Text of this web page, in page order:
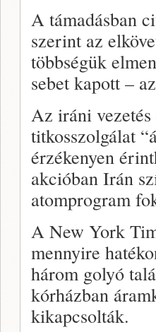
A támadásban
szerint az
többségük
sebet kapott –
Az iráni
titkosszolgálat
érzékenyen
akcióban Irán
atomprogram
A New York
mennyire
három golyó
kórházban
kikapcsolták.